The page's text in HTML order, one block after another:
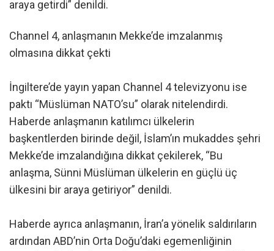
araya getirdi” denildi.
Channel 4, anlaşmanın Mekke’de imzalanmış
olmasına dikkat çekti
İngiltere’de yayın yapan Channel 4 televizyonu ise
paktı “Müslüman NATO’su” olarak nitelendirdi.
Haberde anlaşmanın katılımcı ülkelerin
başkentlerden birinde değil, İslam’ın mukaddes şehri
Mekke’de imzalandığına dikkat çekilerek, “Bu
anlaşma, Sünni Müslüman ülkelerin en güçlü üç
ülkesini bir araya getiriyor” denildi.
Haberde ayrıca anlaşmanın, İran’a yönelik saldırıların
ardından ABD’nin Orta Doğu’daki egemenliğinin